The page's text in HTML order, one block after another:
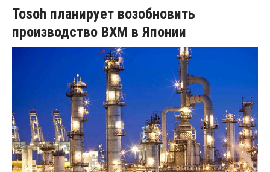
Tosoh планирует возобновить
производство ВХМ в Японии